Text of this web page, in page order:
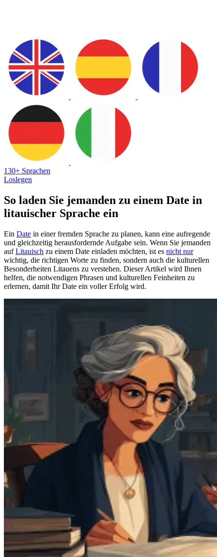
130+ Sprachen
Loslegen
So laden Sie jemanden zu einem Date in
litauischer Sprache ein
Ein Date in einer fremden Sprache zu planen, kann eine aufregende
und gleichzeitig herausfordernde Aufgabe sein. Wenn Sie jemanden
aufLitauisch zu einem Date einladen möchten, ist es nicht nur
wichtig, die richtigen Worte zu finden, sondern auch die kulturellen
Besonderheiten Litauens zu verstehen. Dieser Artikel wird Ihnen
helfen, die notwendigen Phrasen und kulturellen Feinheiten zu
erlernen, damit Ihr Date ein voller Erfolg wird.